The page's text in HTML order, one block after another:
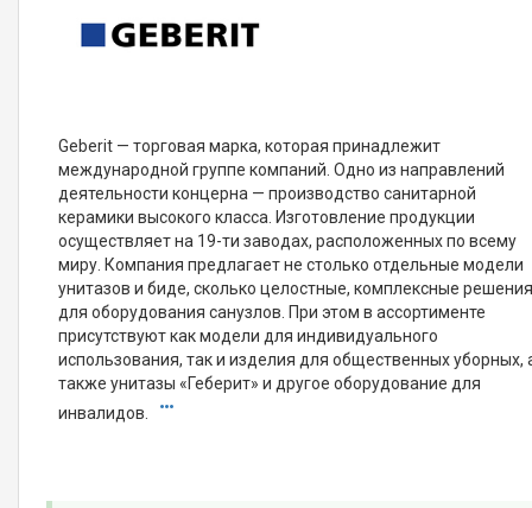
Geberit — торговая марка, которая принадлежит
международной группе компаний. Одно из направлений
деятельности концерна — производство санитарной
керамики высокого класса. Изготовление продукции
осуществляет на 19-ти заводах, расположенных по всему
миру. Компания предлагает не столько отдельные модели
унитазов и биде, сколько целостные, комплексные
для оборудования санузлов. При этом в ассортименте
присутствуют как модели для индивидуального
использования, так и изделия для общественных уборных,
также унитазы «Геберит» и другое оборудование для
инвалидов.